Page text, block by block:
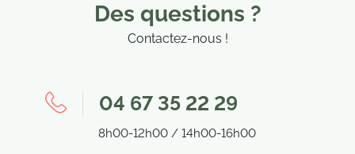
Des questions ?
Contactez-nous !
04 67 35 22 29
8h00-12h00 / 14h00-16h00